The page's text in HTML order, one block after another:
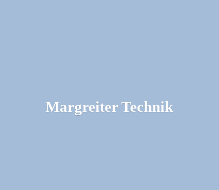
Margreiter Technik